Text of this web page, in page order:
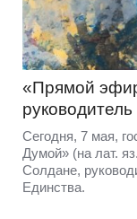
«Прямой
Сегодня, 7 мая,
Думой» (на лат.
Солдане,
Единства.